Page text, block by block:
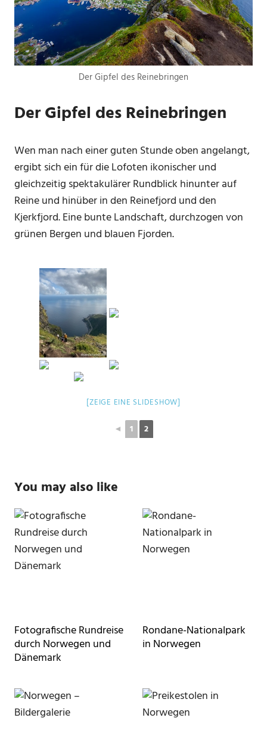
Der Gipfel des Reinebringen
Der Gipfel des Reinebringen
Wen man nach einer guten Stunde oben angelangt,
ergibt sich ein für die Lofoten ikonischer und
gleichzeitig spektakulärer Rundblick hinunter auf
Reine und hinüber in den Reinefjord und den
Kjerkfjord. Eine bunte Landschaft, durchzogen von
grünen Bergen und blauen Fjorden.
[ZEIGE EINE SLIDESHOW]
◄ 1 2
You may also like
Fotografische Rundreise
durch Norwegen und
Dänemark
Rondane-Nationalpark
in Norwegen